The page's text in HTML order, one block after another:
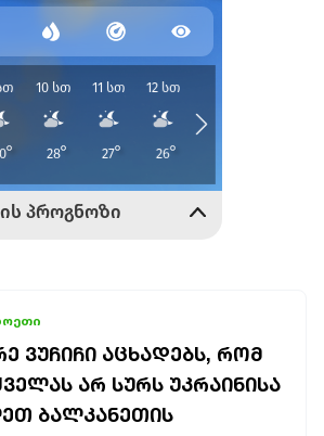
ᲕᲣᲩᲘᲩᲘ ᲐᲪᲮᲐᲓᲔᲑᲡ, ᲠᲝᲛ
ᲐᲠ ᲡᲣᲠᲡ ᲣᲙᲠᲐᲘᲜᲘᲡᲐ
ᲑᲐᲚᲙᲐᲜᲔᲗᲘᲡ